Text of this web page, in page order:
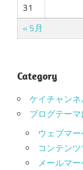
« 5月
31
Category
ケイチャン
ブログテー
ウェブマ
コンテン
メールマ